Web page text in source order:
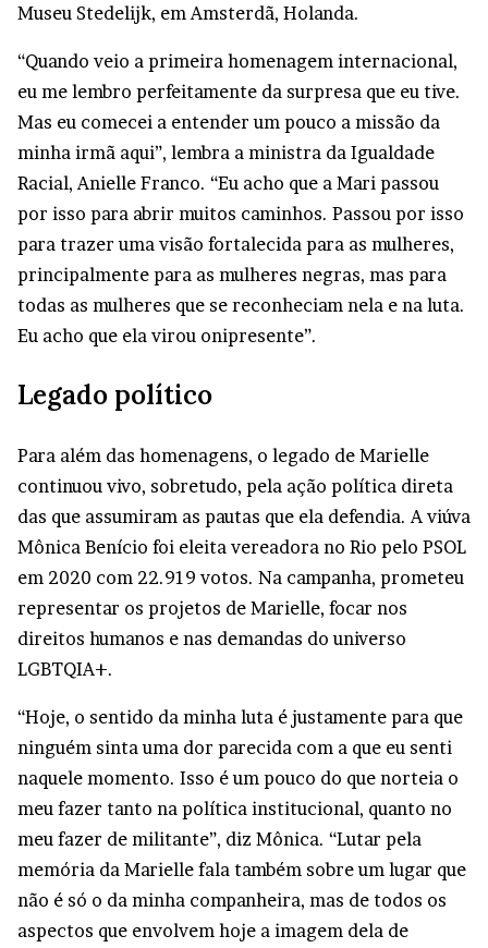
Museu Stedelijk, em Amsterdã, Holanda.
“Quando veio a primeira homenagem internacional,
eu me lembro perfeitamente da surpresa que eu tive.
Mas eu comecei a entender um pouco a missão da
minha irmã aqui”, lembra a ministra da Igualdade
Racial, Anielle Franco. “Eu acho que a Mari passou
por isso para abrir muitos caminhos. Passou por isso
para trazer uma visão fortalecida para as mulheres,
principalmente para as mulheres negras, mas para
todas as mulheres que se reconheciam nela e na luta.
Eu acho que ela virou onipresente”.
Legado político
Para além das homenagens, o legado de Marielle
continuou vivo, sobretudo, pela ação política direta
das que assumiram as pautas que ela defendia. A viúva
Mônica Benício foi eleita vereadora no Rio pelo PSOL
em 2020 com 22.919 votos. Na campanha, prometeu
representar os projetos de Marielle, focar nos
direitos humanos e nas demandas do universo
LGBTQIA+.
“Hoje, o sentido da minha luta é justamente para que
ninguém sinta uma dor parecida com a que eu senti
naquele momento. Isso é um pouco do que norteia o
meu fazer tanto na política institucional, quanto no
meu fazer de militante”, diz Mônica. “Lutar pela
memória da Marielle fala também sobre um lugar que
não é só o da minha companheira, mas de todos os
aspectos que envolvem hoje a imagem dela de